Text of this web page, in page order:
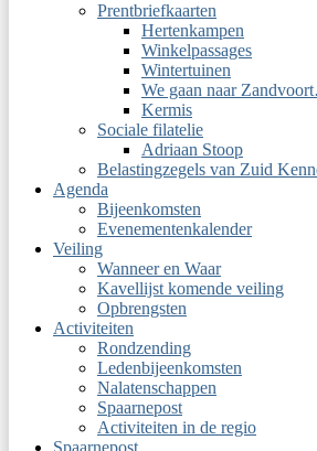
Prentbriefkaarten
Hertenkampen
Winkelpassages
Wintertuinen
We gaan naar
Kermis
Sociale filatelie
Adriaan Stoop
Belastingzegels van Zuid
Agenda
Bijeenkomsten
Evenementenkalender
Veiling
Wanneer en Waar
Kavellijst komende veiling
Opbrengsten
Activiteiten
Rondzending
Ledenbijeenkomsten
Nalatenschappen
Spaarnepost
Activiteiten in de regio